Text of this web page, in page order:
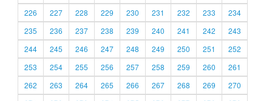
226
227 228 229 230 231 232 233
234
235
236 237 238 239 240 241 242
243
244
245 246 247 248 249 250 251
252
253
254 255 256 257 258 259 260
261
262
263 264 265 266 267 268 269
270